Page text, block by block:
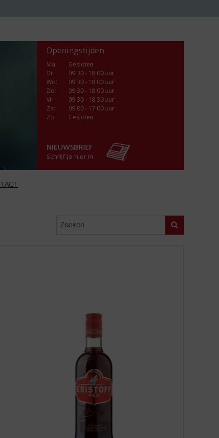
Openingstijden
Ma:
Gesloten
Di:
09.30 - 18.00 uur
Wo:
09.30 - 18.00 uur
Do:
09.30 - 18.00 uur
Vr:
09.30 - 18.30 uur
Za:
09.00 - 17.00 uur
Zo:
Gesloten
NIEUWSBRIEF
Schrijf je hier in
Zoeken